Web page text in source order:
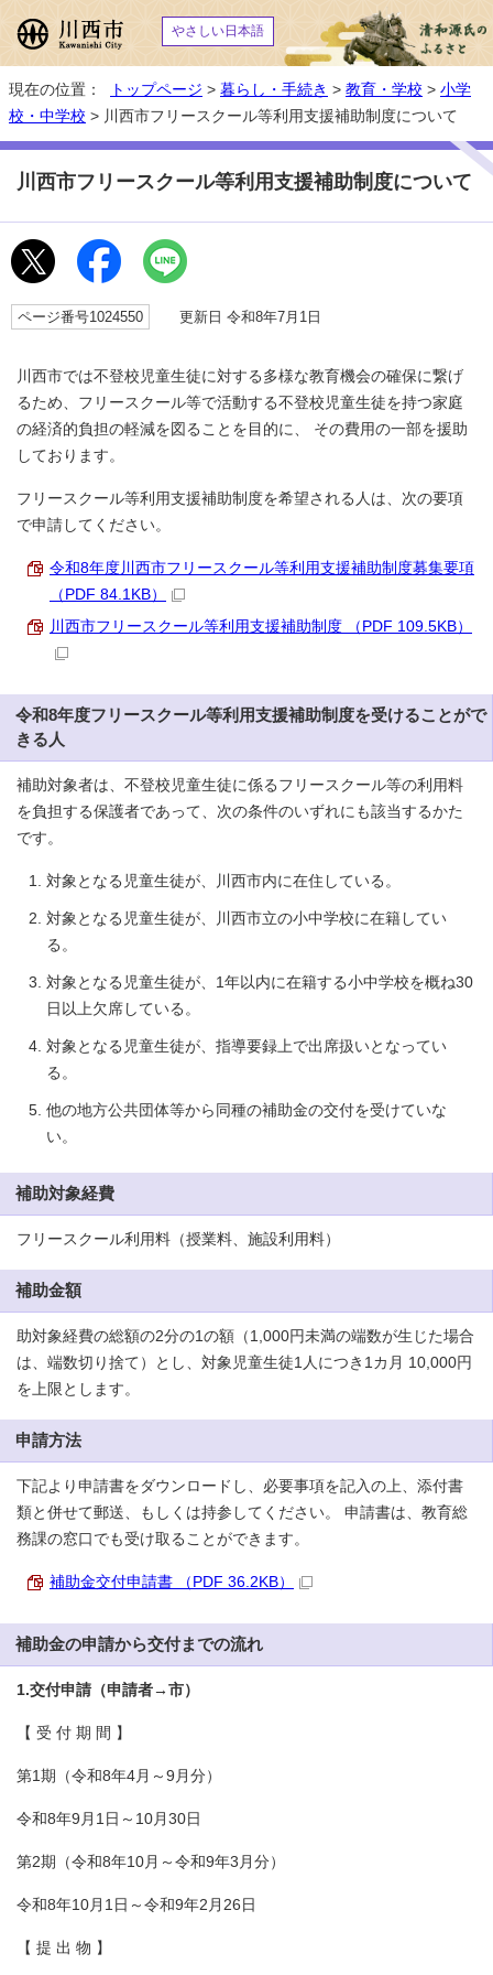
やさしい日本語
現在の位置： トップページ > 暮らし・手続き > 教育・学校 > 小学
校・中学校 > 川西市フリースクール等利用支援補助制度について
川西市フリースクール等利用支援補助制度について
ページ番号1024550 更新日 令和8年7月1日
川西市では不登校児童生徒に対する多様な教育機会の確保に繋げ
るため、フリースクール等で活動する不登校児童生徒を持つ家庭
の経済的負担の軽減を図ることを目的に、 その費用の一部を援助
しております。
フリースクール等利用支援補助制度を希望される人は、次の要項
で申請してください。
令和8年度川西市フリースクール等利用支援補助制度募集要項
（PDF 84.1KB）
川西市フリースクール等利用支援補助制度 （PDF 109.5KB）
令和8年度フリースクール等利用支援補助制度を受けることがで
きる人
補助対象者は、不登校児童生徒に係るフリースクール等の利用料
を負担する保護者であって、次の条件のいずれにも該当するかた
です。
対象となる児童生徒が、川西市内に在住している。
対象となる児童生徒が、川西市立の小中学校に在籍してい
る。
対象となる児童生徒が、1年以内に在籍する小中学校を概ね30
日以上欠席している。
対象となる児童生徒が、指導要録上で出席扱いとなってい
る。
他の地方公共団体等から同種の補助金の交付を受けていな
い。
補助対象経費
フリースクール利用料（授業料、施設利用料）
補助金額
助対象経費の総額の2分の1の額（1,000円未満の端数が生じた場合
は、端数切り捨て）とし、対象児童生徒1人につき1カ月 10,000円
を上限とします。
申請方法
下記より申請書をダウンロードし、必要事項を記入の上、添付書
類と併せて郵送、もしくは持参してください。 申請書は、教育総
務課の窓口でも受け取ることができます。
補助金交付申請書 （PDF 36.2KB）
補助金の申請から交付までの流れ
1.交付申請（申請者→市）
【 受 付 期 間 】
第1期（令和8年4月～9月分）
令和8年9月1日～10月30日
第2期（令和8年10月～令和9年3月分）
令和8年10月1日～令和9年2月26日
【 提 出 物 】